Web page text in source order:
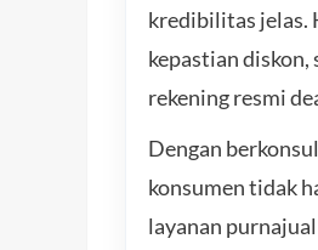
kredibilitas jelas.
kepastian
rekening resmi
Dengan
konsumen tidak
layanan